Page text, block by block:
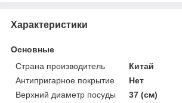
Характеристики
Основные
Страна производитель
Китай
Антипригарное покрытие
Нет
Верхний диаметр посуды
37 (см)